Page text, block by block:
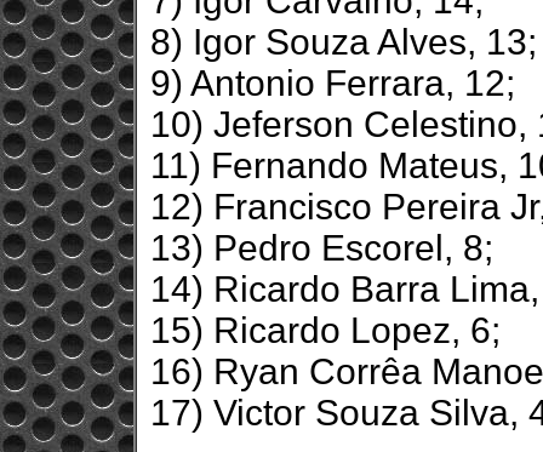
8) Igor Souza Alves, 13;
9) Antonio Ferrara, 12;
10) Jeferson Celestino,
11) Fernando Mateus,
12) Francisco Pereira
13) Pedro Escorel, 8;
14) Ricardo Barra
15) Ricardo Lopez, 6;
16) Ryan Corrêa
17) Victor Souza Silva,